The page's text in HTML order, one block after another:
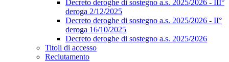
Decreto deroghe di sostegno a.s. 2025/2026 - III°
deroga 2/12/2025
Decreto deroghe di sostegno a.s. 2025/2026 - II°
deroga 16/10/2025
Decreto deroghe di sostegno a.s. 2025/2026
Titoli di accesso
Reclutamento